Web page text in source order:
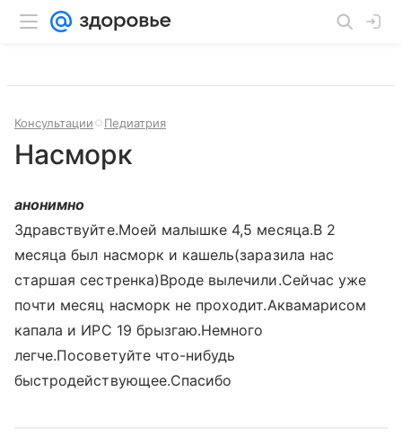
Консультации Педиатрия
Насморк
анонимно
Здравствуйте.Моей малышке 4,5 месяца.В 2
месяца был насморк и кашель(заразила нас
старшая сестренка)Вроде вылечили.Сейчас уже
почти месяц насморк не проходит.Аквамарисом
капала и ИРС 19 брызгаю.Немного
легче.Посоветуйте что-нибудь
быстродействующее.Спасибо